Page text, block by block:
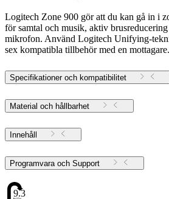
Logitech Zone 900 gör att du kan gå in i
för samtal och musik, aktiv
mikrofon. Använd Logitech Unifying-
sex kompatibla tillbehör med en mottagare.
Specifikationer och kompatibilitet
Material och hållbarhet
Innehåll
Programvara och Support
9.3